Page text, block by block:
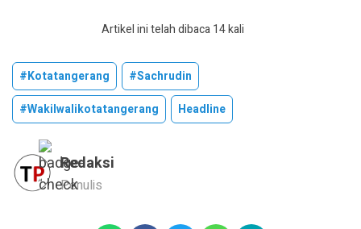
Artikel ini telah dibaca 14 kali
#kotatangerang
#sachrudin
#wakilwalikotatangerang
Headline
Redaksi
Penulis